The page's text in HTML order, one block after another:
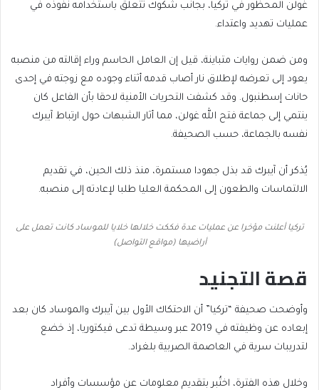
غولن المحظور في تركيا، بجانب شكوك تتعلق باستخدامه نفوذه في
عمليات تهديد واعتداء.
ومن ضمن روايات متباينة، قيل إن العامل الحاسم وراء إقالته من منصبه
يعود إلى تعرضه لإطلاق نار أصاب قدمه أثناء وجوده مع زوجته في إحدى
حانات إسطنبول. وقد كشفت التحريات الأمنية لاحقا بأن الفاعل كان
ينتمي إلى جماعة فتح الله غولن، مما أثار الشبهات حول ارتباط آيبرك
نفسه بالجماعة، حسب الصحيفة.
يُذكر أن آيبرك قد بذل جهودا مستمرة، منذ ذلك الحين، في تقديم
الالتماسات والطعون إلى المحكمة العليا طلبا لإعادته إلى منصبه.
تركيا أعلنت مؤخرا عن عمليات عدة فككت خلالها خلايا للموساد كانت تعمل على
أراضيها (مواقع التواصل)
قصة التجنيد
وأوضحت صحيفة “تركيا” أن الاحتكاك الأول بين آيبرك والموساد كان بعد
إبعاده عن وظيفته في 2019 عبر وسيطة تدعى فيكتوريا، إذ خضع
لتدريبات سرية في العاصمة الصربية بلغراد.
وخلال هذه الفترة، اختُبر بتقديم معلومات عن مؤسسات وأفراد